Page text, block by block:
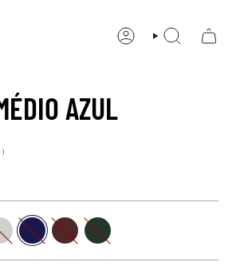
CONTA PESQUISAR
AZUL
)
azul-
escuro
vinho-
escuro
verde-
escuro